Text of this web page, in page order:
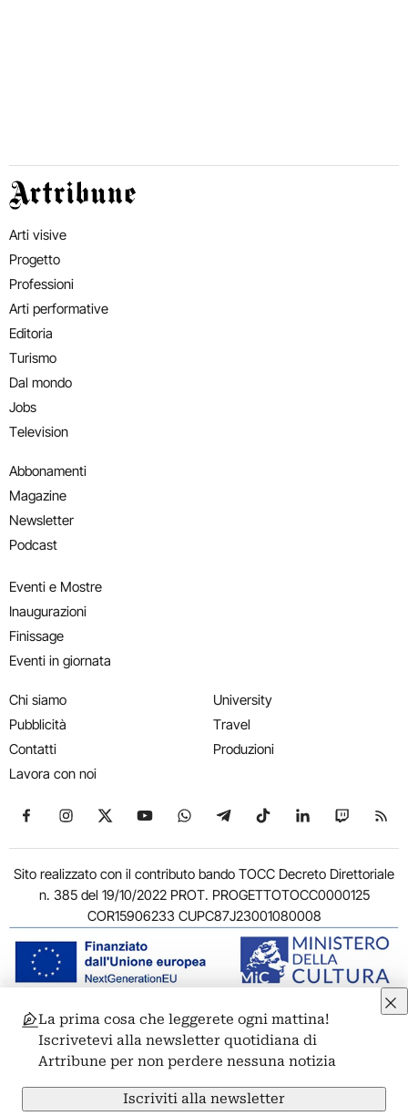
Artribune
Arti visive
Progetto
Professioni
Arti performative
Editoria
Turismo
Dal mondo
Jobs
Television
Abbonamenti
Magazine
Newsletter
Podcast
Eventi e Mostre
Inaugurazioni
Finissage
Eventi in giornata
Chi siamo
Pubblicità
Contatti
Lavora con noi
University
Travel
Produzioni
Seguici su Facebook
Seguici su Instagram
Seguici su X
Seguici su YouTube
Seguici su WhatsApp
Seguici su Telegram
Seguici su TikTok
Seguici su
Seguici
Sito realizzato con il contributo bando TOCC Decreto Direttoriale
n. 385 del 19/10/2022 PROT. PROGETTOTOCC0000125
COR15906233 CUPC87J23001080008
© 2011-2026 ARTRIBUNE srl – Corso Vittorio Emanuele II, 287 –
00186 Roma - P.I. 11381581005
Privacy: Responsabile della protezione dei dati personali
ARTRIBUNE srl – Corso Vittorio Emanuele II, 287 – 00186 Roma
Termini e condizioniPrivacy PolicyCookie PolicyCredits
La prima cosa che leggerete ogni mattina!
Iscrivetevi alla newsletter quotidiana di
Artribune per non perdere nessuna notizia
Iscriviti alla newsletter